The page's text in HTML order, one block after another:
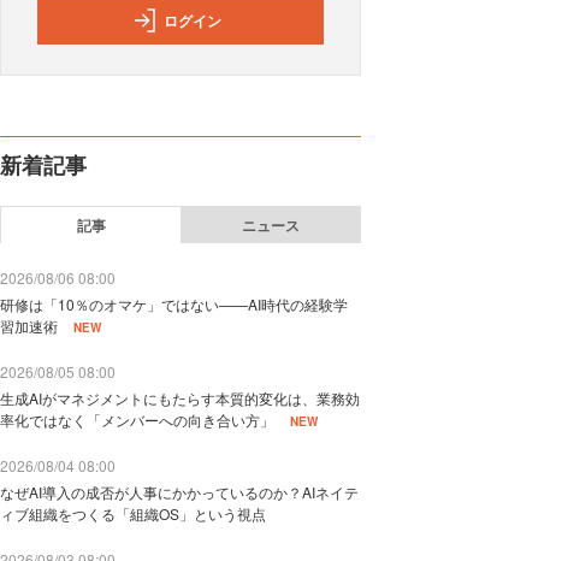
ログイン
新着記事
記事 ニュース
2026/08/06 08:00
研修は「10％のオマケ」ではない——AI時代の経験学
習加速術
NEW
2026/08/05 08:00
生成AIがマネジメントにもたらす本質的変化は、業務効
率化ではなく「メンバーへの向き合い方」
NEW
2026/08/04 08:00
なぜAI導入の成否が人事にかかっているのか？AIネイテ
ィブ組織をつくる「組織OS」という視点